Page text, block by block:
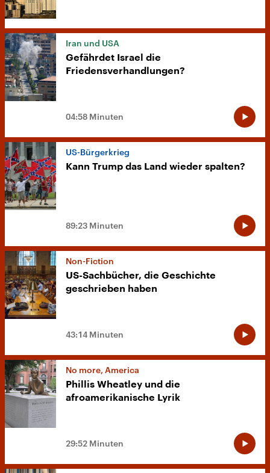
Iran und USA
Gefährdet Israel die
Friedensverhandlungen?
04:58 Minuten
US-Bürgerkrieg
Kann Trump das Land wieder spalten?
89:23 Minuten
Non-Fiction
US-Sachbücher, die Geschichte
geschrieben haben
43:14 Minuten
No more, America
Phillis Wheatley und die
afroamerikanische Lyrik
29:52 Minuten